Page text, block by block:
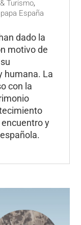
Turismo,
España
dado la
motivo de
humana. La
con la
y